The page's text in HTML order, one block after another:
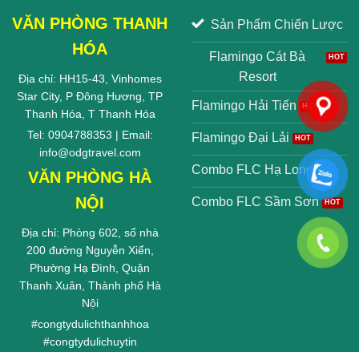
VĂN PHÒNG THANH
HÓA
Địa chỉ: HH15-43, Vinhomes
Star City, P Đông Hương, TP
Thanh Hóa, T Thanh Hóa
Tel: 0904788353 | Email:
info@odgtravel.com
VĂN PHÒNG HÀ
NỘI
Địa chỉ: Phòng 602, số nhà
200 đường Nguyễn Xiển,
Phường Hạ Đình, Quận
Thanh Xuân, Thành phố Hà
Nội
#congtydulichthanhhoa
#congtydulichuytin
Sản Phẩm Chiến Lược
Flamingo Cát Bà
Resort
Flamingo Hải Tiến
Flamingo Đại Lải
Combo FLC Hạ Long
Combo FLC Sầm Sơn